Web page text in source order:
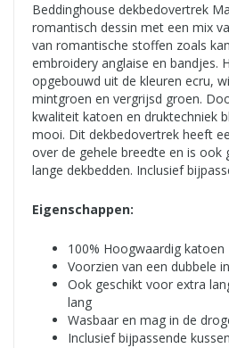
Beddinghouse dekbedovertrek
romantisch dessin met een mix
van romantische stoffen zoals
embroidery anglaise en bandjes.
opgebouwd uit de kleuren ecru,
mintgroen en vergrijsd groen.
kwaliteit katoen en druktechniek
mooi. Dit dekbedovertrek heeft
over de gehele breedte en is ook
lange dekbedden. Inclusief
Eigenschappen:
100% Hoogwaardig katoen
Voorzien van een dubbele
Ook geschikt voor extra
lang
Wasbaar en mag in de
Inclusief bijpassende